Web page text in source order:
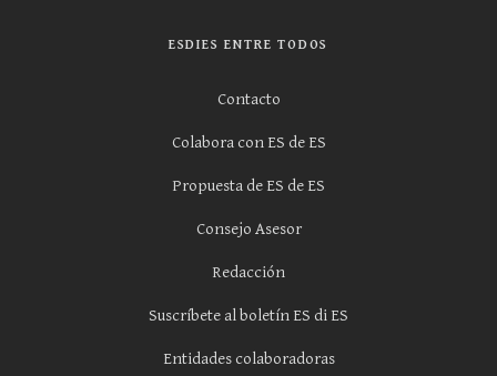
ESDIES ENTRE TODOS
Contacto
Colabora con ES de ES
Propuesta de ES de ES
Consejo Asesor
Redacción
Suscríbete al boletín ES di ES
Entidades colaboradoras